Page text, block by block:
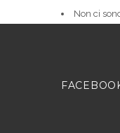
Non ci